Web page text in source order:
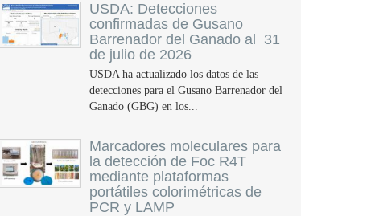
USDA: Detecciones
confirmadas de Gusano
Barrenador del Ganado al 31
de julio de 2026
USDA ha actualizado los datos de las
detecciones para el Gusano Barrenador del
Ganado (GBG) en los...
Marcadores moleculares para
la detección de Foc R4T
mediante plataformas
portátiles colorimétricas de
PCR y LAMP